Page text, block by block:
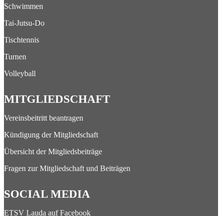
Schwimmen
Tai-Jutsu-Do
Tischtennis
Turnen
Volleyball
MITGLIEDSCHAFT
Vereinsbeitritt beantragen
Kündigung der Mitgliedschaft
Übersicht der Mitgliedsbeiträge
Fragen zur Mitgliedschaft und Beiträgen
SOCIAL MEDIA
ETSV Lauda auf Facebook